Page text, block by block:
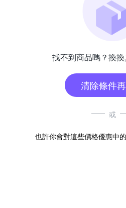
找不到商品嗎？換換
清除條件
或
也許你會對這些價格優惠中